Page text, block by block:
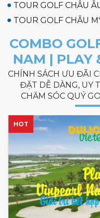
TOUR GOLF CHÂU
TOUR GOLF CHÂU
COMBO
NAM | PLAY
CHÍNH SÁCH ƯU ĐÃI
ĐẶT DỄ DÀNG, UY
CHĂM SÓC QUÝ
HOT